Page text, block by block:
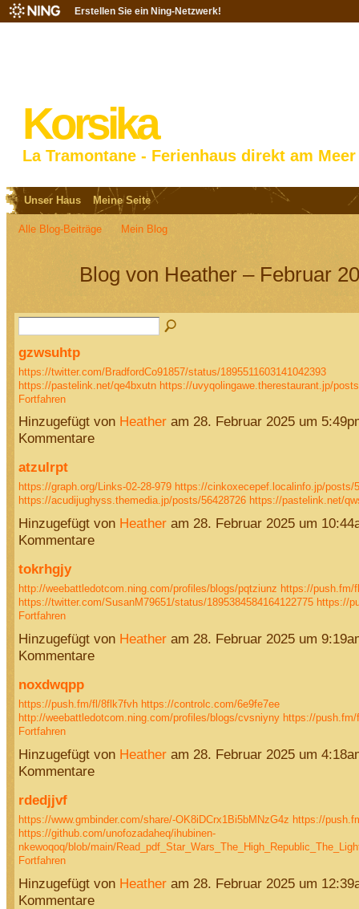
Erstellen Sie ein Ning-Netzwerk!
Korsika
La Tramontane - Ferienhaus direkt am Meer
Unser Haus Meine Seite
Alle Blog-Beiträge Mein Blog
Blog von Heather – Februar
gzwsuhtp
https://twitter.com/BradfordCo91857/status/1895511603141042393
https://pastelink.net/qe4bxutn https://uvyqolingawe.therestaurant.jp/
Fortfahren
Hinzugefügt von Heatheram 28. Februar 2025 um
Kommentare
atzulrpt
https://graph.org/Links-02-28-979 https://cinkoxecepef.localinfo.jp/posts/
https://acudijughyss.themedia.jp/posts/56428726 https://pastelink.net/
Hinzugefügt von Heatheram 28. Februar 2025 um
Kommentare
tokrhgjy
http://weebattledotcom.ning.com/profiles/blogs/pqtziunz https://push.fm/
https://twitter.com/SusanM79651/status/1895384584164122775 https://
Fortfahren
Hinzugefügt von Heatheram 28. Februar 2025 um
Kommentare
noxdwqpp
https://push.fm/fl/8flk7fvh https://controlc.com/6e9fe7ee
http://weebattledotcom.ning.com/profiles/blogs/cvsniyny https://
Fortfahren
Hinzugefügt von Heatheram 28. Februar 2025 um
Kommentare
rdedjjvf
https://www.gmbinder.com/share/-OK8iDCrx1Bi5bMNzG4z https://
https://github.com/unofozadaheq/ihubinen-
nkewoqoq/blob/main/
Fortfahren
Hinzugefügt von Heatheram 28. Februar 2025 um
Kommentare